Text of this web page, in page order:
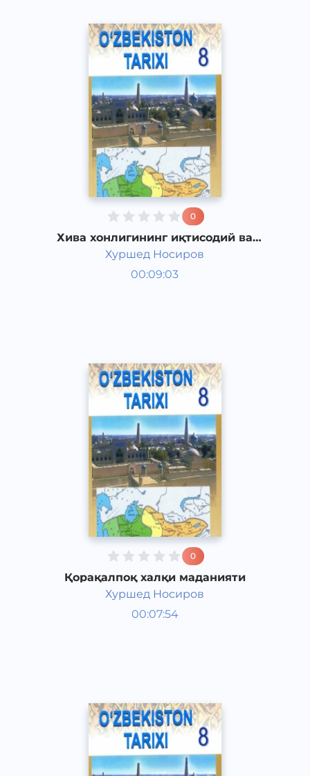
0
Хива хонлигининг иқтисодий ва
маданий ҳаёти
Хуршед Носиров
00:09:03
Ўзбекистон тарихи 8 синф
0
Қорақалпоқ халқи маданияти
Хуршед Носиров
00:07:54
Ўзбекистон тарихи 8 синф